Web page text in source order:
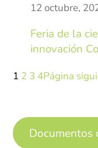
12 octubre,
Feria de la
innovación
1 2 3 4Página
Documentos